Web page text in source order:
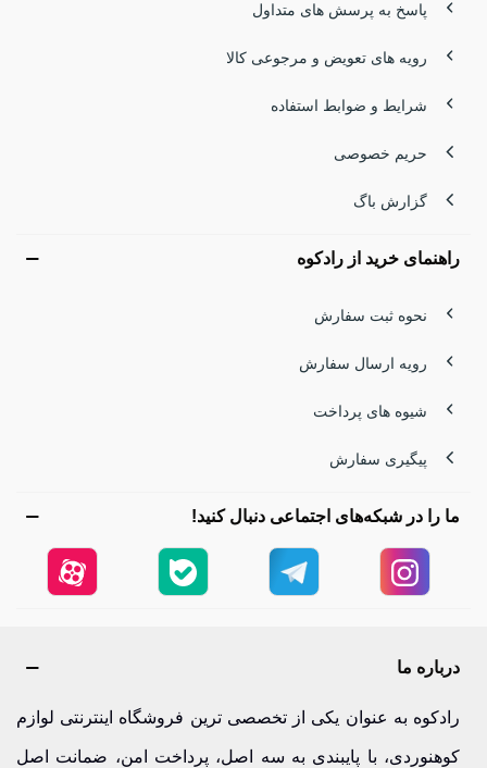
پاسخ به پرسش های متداول
رویه های تعویض و مرجوعی کالا
شرایط و ضوابط استفاده
حریم خصوصی
گزارش باگ
راهنمای خرید از رادکوه
نحوه ثبت سفارش
رویه ارسال سفارش
شیوه های پرداخت
پیگیری سفارش
ما را در شبکه‌های اجتماعی دنبال کنید!
درباره ما
رادکوه به عنوان یکی از تخصصی ترین فروشگاه اینترنتی لوازم
کوهنوردی، با پایبندی به سه اصل، پرداخت امن، ضمانت اصل